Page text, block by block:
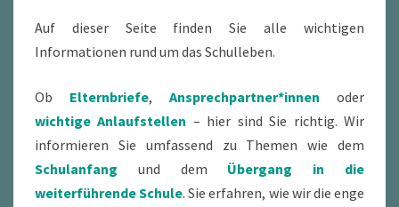
Auf dieser Seite finden Sie alle wichtigen
Informationen rund um das Schulleben.
Ob Elternbriefe, Ansprechpartner*innen oder
wichtige Anlaufstellen – hier sind Sie richtig. Wir
informieren Sie umfassend zu Themen wie dem
Schulanfang und dem Übergang in die
weiterführende Schule. Sie erfahren, wie wir die enge